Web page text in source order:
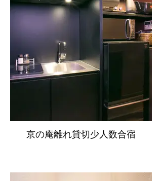
京の庵離れ貸切少人数合宿